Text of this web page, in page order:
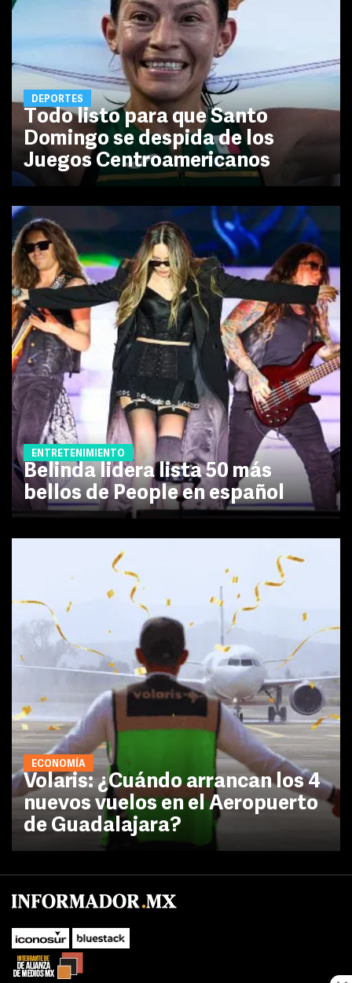
DEPORTES
Todo listo para que Santo
Domingo se despida de los
Juegos Centroamericanos
ENTRETENIMIENTO
Belinda lidera lista 50 más
bellos de People en español
ECONOMÍA
Volaris: ¿Cuándo arrancan los 4
nuevos vuelos en el Aeropuerto
de Guadalajara?